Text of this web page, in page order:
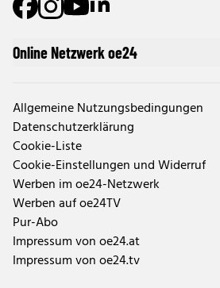
Online Netzwerk oe24
Allgemeine Nutzungsbedingungen
Datenschutzerklärung
Cookie-Liste
Cookie-Einstellungen und Widerruf
Werben im oe24-Netzwerk
Werben auf oe24TV
Pur-Abo
Impressum von oe24.at
Impressum von oe24.tv